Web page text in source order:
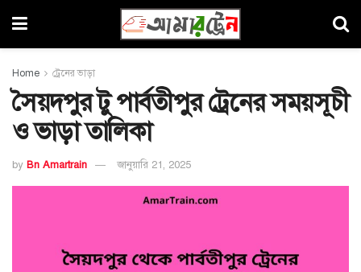
Home ট্রেনের ভাড়া
সৈয়দপুর টু পার্বতীপুর ট্রেনের সময়সূচী
ও ভাড়া তালিকা
by Bn Amartrain জানুয়ারি 21, 2025